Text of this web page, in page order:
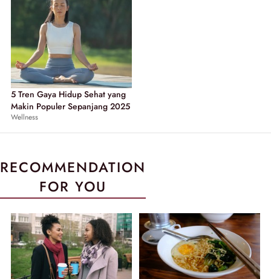
5 Tren Gaya Hidup Sehat yang
Makin Populer Sepanjang 2025
Wellness
RECOMMENDATION
FOR YOU